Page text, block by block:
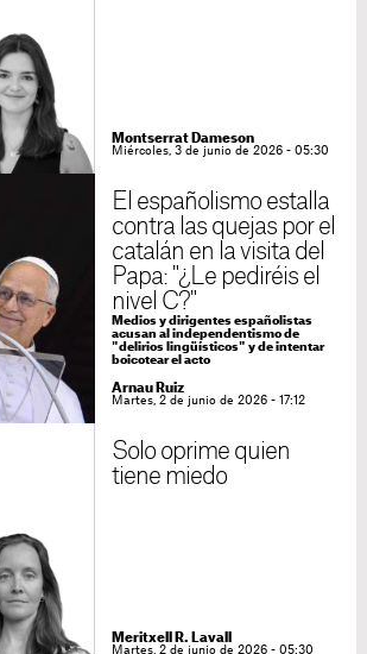
Montserrat Dameson
Miércoles, 3 de junio de 2026 - 05:30
El españolismo estalla
contra las quejas por el
catalán en la visita del
Papa: "¿Le pediréis el
nivel C?"
Medios y dirigentes españolistas
acusan al independentismo de
"delirios lingüísticos" y de intentar
boicotear el acto
Arnau Ruiz
Martes, 2 de junio de 2026 - 17:12
Solo oprime quien
tiene miedo
Meritxell R. Lavall
Martes, 2 de junio de 2026 - 05:30